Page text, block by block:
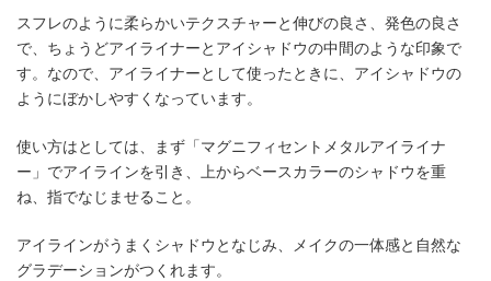
スフレのように柔らかいテクスチャーと伸びの良さ、発色の良さ
で、ちょうどアイライナーとアイシャドウの中間のような印象で
す。なので、アイライナーとして使ったときに、アイシャドウの
ようにぼかしやすくなっています。
使い方はとしては、まず「マグニフィセントメタルアイライナ
ー」でアイラインを引き、上からベースカラーのシャドウを重
ね、指でなじませること。
アイラインがうまくシャドウとなじみ、メイクの一体感と自然な
グラデーションがつくれます。